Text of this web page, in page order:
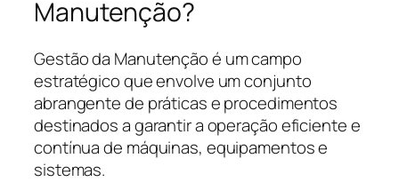
Manutenção?
Gestão da Manutenção é um campo
estratégico que envolve um conjunto
abrangente de práticas e procedimentos
destinados a garantir a operação eficiente e
contínua de máquinas, equipamentos e
sistemas.